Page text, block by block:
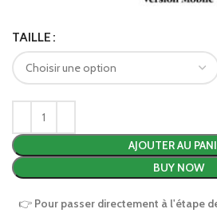
TAILLE
AJOUTER AU
BUY NOW
👉 Pour passer directement à l'étape